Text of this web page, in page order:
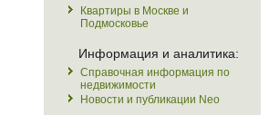
Квартиры в Москве и
Подмосковье
Информация и аналитика:
Справочная информация по
недвижимости
Новости и публикации Neo